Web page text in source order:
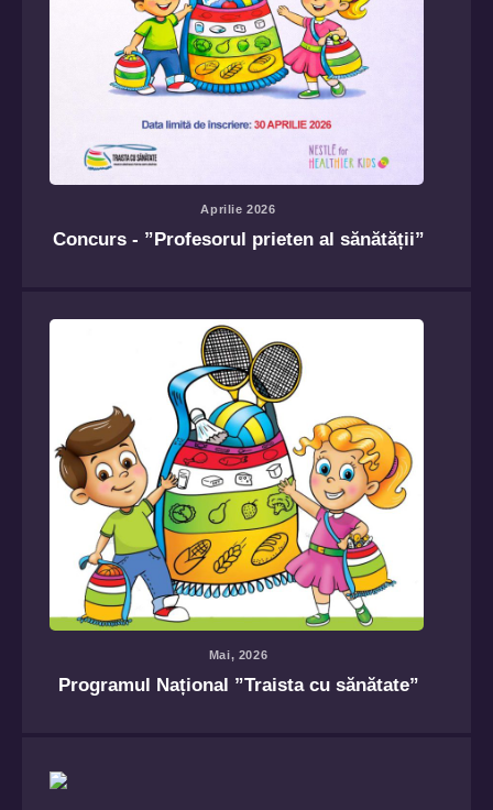
Aprilie 2026
Concurs - ”Profesorul prieten al sănătății”
Mai, 2026
Programul Național ”Traista cu sănătate”